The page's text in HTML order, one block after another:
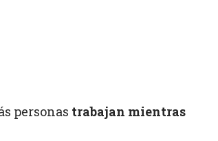
personas trabajan mientras